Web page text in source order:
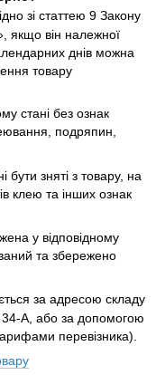
зі статтею 9 Закону
якщо він належної
днів можна
товару
стані без ознак
подряпин,
бути зняті з товару, на
клею та інших ознак
у відповідному
та збережено
за адресою складу
34-А, або за допомогою
перевізника).